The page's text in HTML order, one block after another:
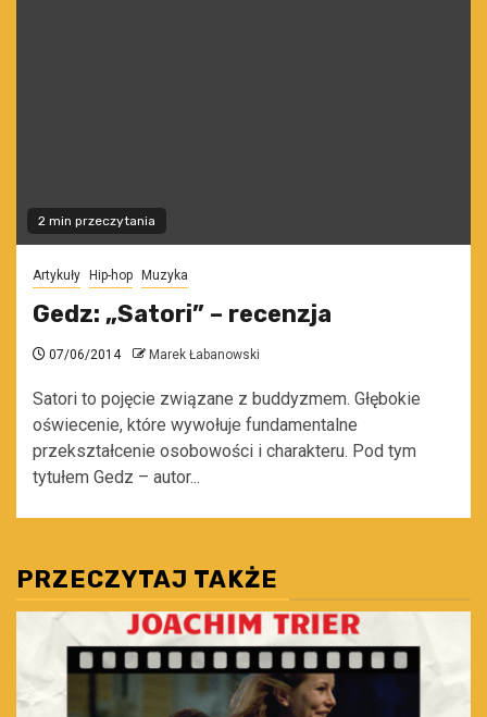
2 min przeczytania
Artykuły Hip-hop Muzyka
Gedz: „Satori” – recenzja
07/06/2014 Marek Łabanowski
Satori to pojęcie związane z buddyzmem. Głębokie
oświecenie, które wywołuje fundamentalne
przekształcenie osobowości i charakteru. Pod tym
tytułem Gedz – autor...
PRZECZYTAJ TAKŻE